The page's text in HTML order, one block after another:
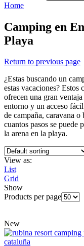
Home
Camping en
Playa
Return to previous page
¿Estas buscando un
estas vacaciones?
ofrecen una gran
entorno y un acceso
de campaña, caravana
cuantos pasos se puede
la arena en la playa.
View as:
List
Grid
Show
Products per page
New